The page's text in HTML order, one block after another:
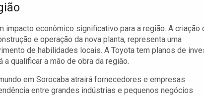
impacto econômico significativo para a região. A criação
e operação da nova planta, representa uma
de habilidades locais. A Toyota tem planos de
qualificar a mão de obra da região.
em Sorocaba atrairá fornecedores e empresas
entre grandes indústrias e pequenos negócios